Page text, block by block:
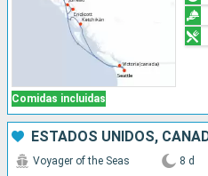
Comidas incluidas
ESTADOS UNIDOS,
Voyager of the Seas 8 d